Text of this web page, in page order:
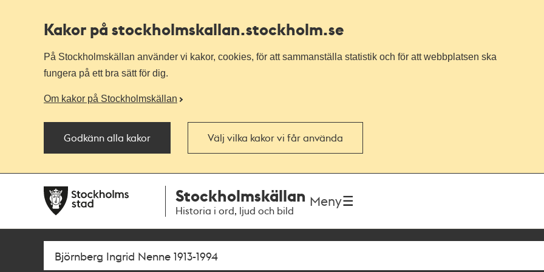
Kakor på stockholmskallan.stockholm.se
På Stockholmskällan använder vi kakor, cookies, för att sammanställa statistik och för att webbplatsen ska
fungera på ett bra sätt för dig.
Om kakor på Stockholmskällan
Godkänn alla kakor Välj vilka kakor vi får använda
navigationen
huvudinnehållet
Stockholmskällan
Historia i ord, ljud och bild
Meny
Sök